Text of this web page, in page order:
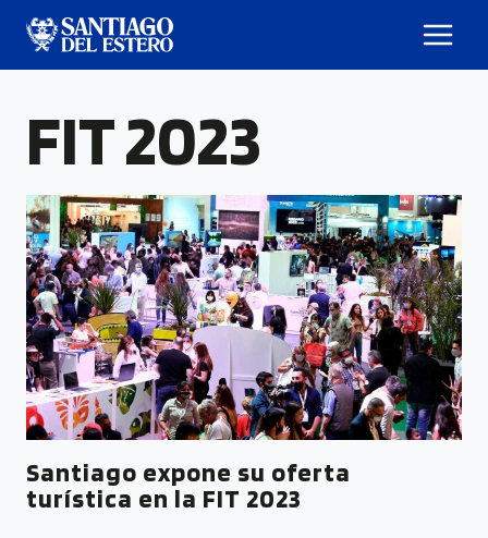
FIT 2023
Santiago expone su oferta
turística en la FIT 2023